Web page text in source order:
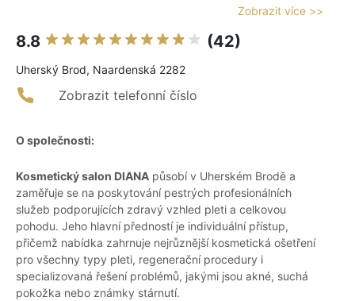
Zobrazit více >>
8.8 (42)
Uherský Brod, Naardenská 2282
Zobrazit telefonní číslo
O společnosti:
Kosmetický salon DIANA působí v Uherském Brodě a
zaměřuje se na poskytování pestrých profesionálních
služeb podporujících zdravý vzhled pleti a celkovou
pohodu. Jeho hlavní předností je individuální přístup,
přičemž nabídka zahrnuje nejrůznější kosmetická ošetření
pro všechny typy pleti, regenerační procedury i
specializovaná řešení problémů, jakými jsou akné, suchá
pokožka nebo známky stárnutí.